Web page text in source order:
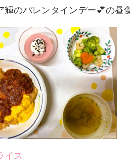
輝のバレンタインデー💕の昼
イス